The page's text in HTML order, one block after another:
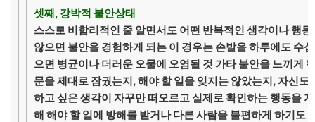
셋째, 강박적 불안상태
스스로 비합리적인 줄 알면서도 어떤 반복적인 생각이나 행
않으면 불안을 경험하게 되는 이 경우는 손발을 하루에도 수
으면 병균이나 더러운 오물에 오염될 것 가타 불안을 느끼게
문을 제대로 잠궜는지, 해야 할 일을 잊지는 않았는지, 자신도
하고 싶은 생각이 자꾸만 떠오르고 실제로 확인하는 행동을
해 해야 할 일에 방해를 받거나 다른 사람을 불편하게 하기도